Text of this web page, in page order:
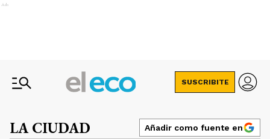
Ads
SUSCRIBITE
LA CIUDAD Añadir como fuente en